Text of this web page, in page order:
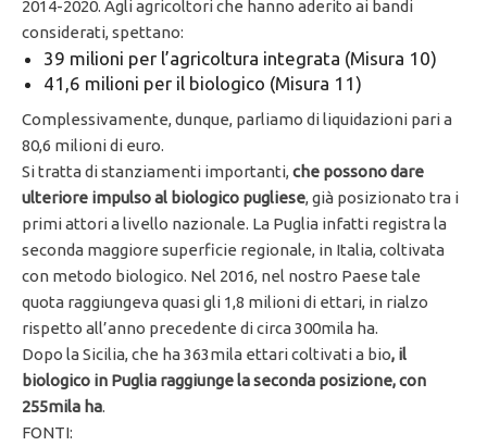
2014-2020. Agli agricoltori che hanno aderito ai bandi
considerati, spettano:
39 milioni per l’agricoltura integrata (Misura 10)
41,6 milioni per il biologico (Misura 11)
Complessivamente, dunque, parliamo di liquidazioni pari a
80,6 milioni di euro.
Si tratta di stanziamenti importanti,che possono dare
ulteriore impulso al biologico pugliese, già posizionato tra i
primi attori a livello nazionale. La Puglia infatti registra la
seconda maggiore superficie regionale, in Italia, coltivata
con metodo biologico. Nel 2016, nel nostro Paese tale
quota raggiungeva quasi gli 1,8 milioni di ettari, in rialzo
rispetto all’anno precedente di circa 300mila ha.
Dopo la Sicilia, che ha 363mila ettari coltivati a bio, il
biologico in Puglia raggiunge la seconda posizione, con
255mila ha.
FONTI: